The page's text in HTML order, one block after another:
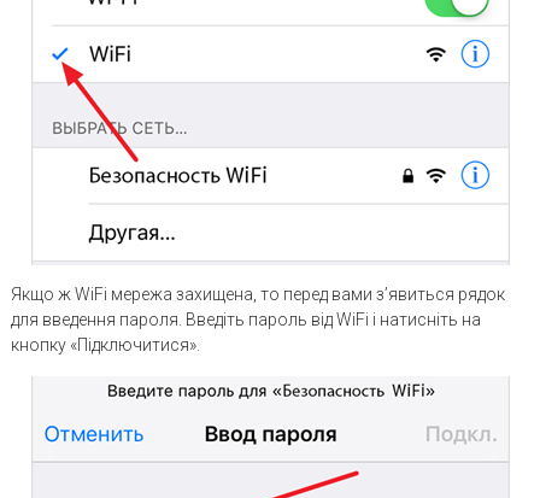
Якщо ж WiFi мережа захищена, то перед вами з’явиться рядок
для введення пароля. Введіть пароль від WiFi і натисніть на
кнопку «Підключитися».